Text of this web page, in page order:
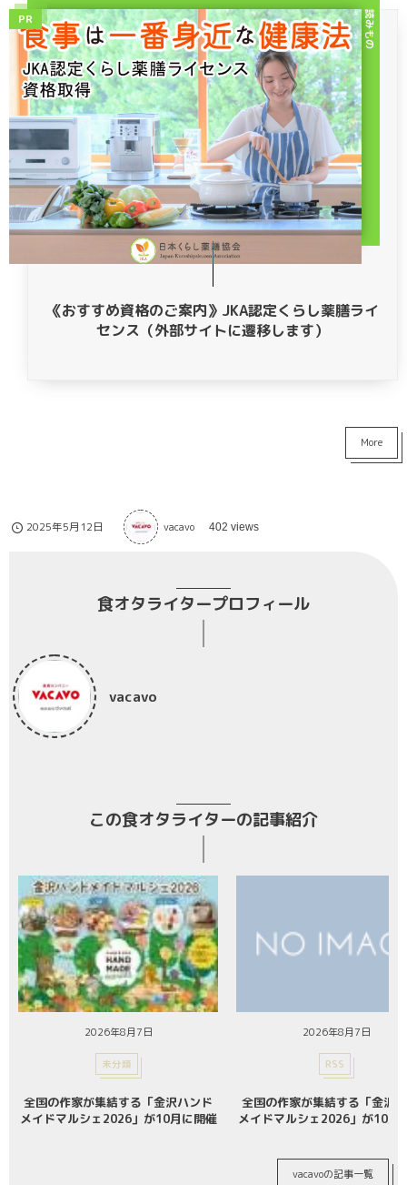
読みもの
《おすすめ資格のご案内》JKA認定くらし薬膳ライ
センス（外部サイトに遷移します）
PR
More
2025年5月12日 vacavo 402 views
食オタライタープロフィール
vacavo
この食オタライターの記事紹介
2026年8月7日
未分類
全国の作家が集結する「金沢ハンド
メイドマルシェ2026」が10月に開催
2026年8月7日
RSS
全国の作家が集結する「金沢
メイドマルシェ2026」が10月
vacavoの記事一覧